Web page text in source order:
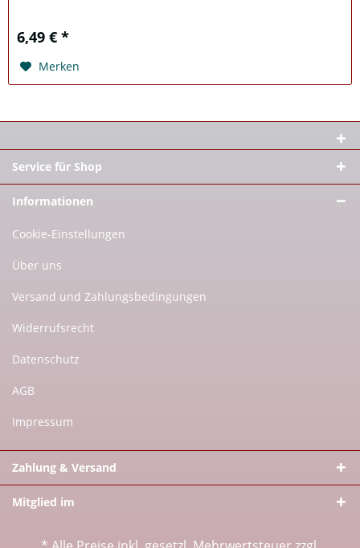
6,49 € *
Merken
Service für Shop
Informationen
Cookie-Einstellungen
Über uns
Versand und Zahlungsbedingungen
Widerrufsrecht
Datenschutz
AGB
Impressum
Zahlung & Versand
Mitglied im